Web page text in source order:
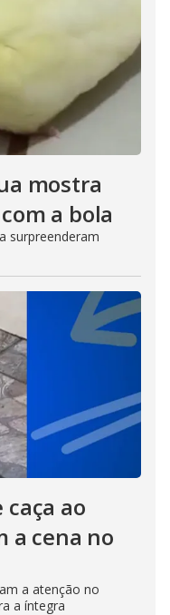
mostra
a bola
surpreenderam
ao
a cena no
a atenção no
a íntegra